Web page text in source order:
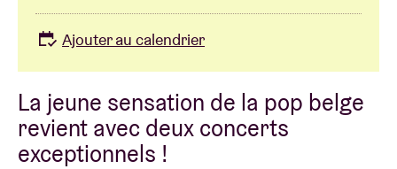
La jeune sensation de la pop belge
revient avec deux concerts
exceptionnels !
Ajouter au calendrier